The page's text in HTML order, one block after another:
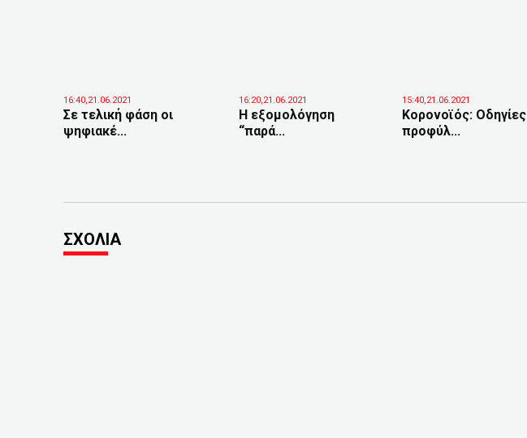
16:40,21.06.2021
Σε τελική φάση οι
ψηφιακέ...
16:20,21.06.2021
Η εξομολόγηση
“παρά...
15:40,21.06.2021
Κορονοϊός: Οδηγίες
προφύλ...
ΣΧΟΛΙΑ